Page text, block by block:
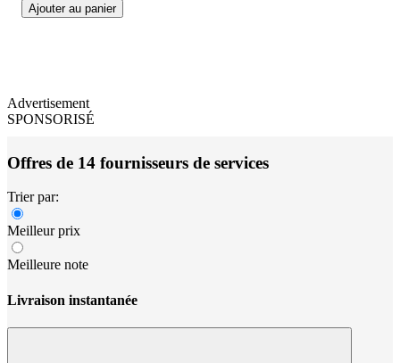
Ajouter au panier
Advertisement
SPONSORISÉ
Offres de 14 fournisseurs de services
Trier par:
Meilleur prix
Meilleure note
Livraison instantanée